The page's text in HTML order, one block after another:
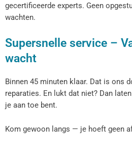
gecertificeerde experts. Geen
wachten.
Supersnelle service –
wacht
Binnen 45 minuten klaar. Dat is ons
reparaties. En lukt dat niet? Dan
je aan toe bent.
Kom gewoon langs — je hoeft geen